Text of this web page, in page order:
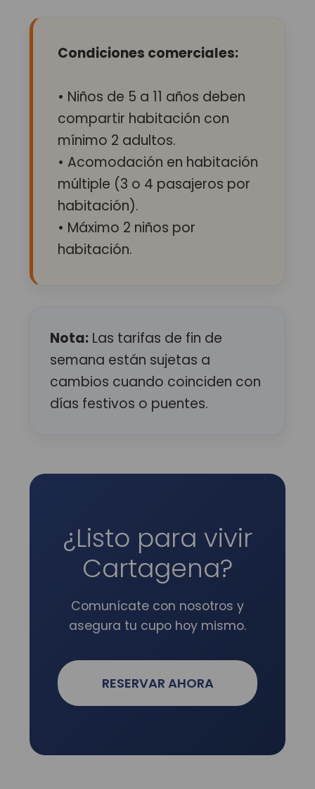
Condiciones comerciales:
• Niños de 5 a 11 años deben
compartir habitación con
mínimo 2 adultos.
• Acomodación en habitación
múltiple (3 o 4 pasajeros por
habitación).
• Máximo 2 niños por
habitación.
Nota: Las tarifas de fin de
semana están sujetas a
cambios cuando coinciden con
días festivos o puentes.
¿Listo para vivir
Cartagena?
Comunícate con nosotros y
asegura tu cupo hoy mismo.
RESERVAR AHORA